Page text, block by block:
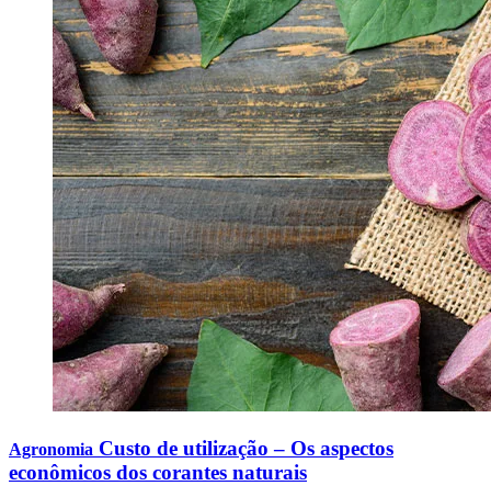
Agronomia Custo de utilização – Os aspectos
econômicos dos corantes naturais